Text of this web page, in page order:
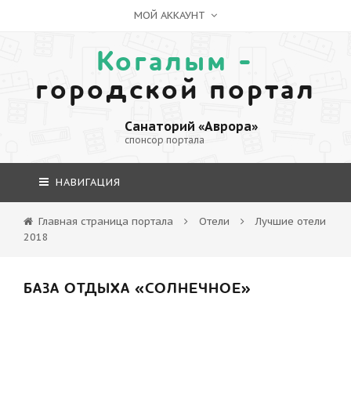
МОЙ АККАУНТ
Когалым -
городской портал
Санаторий «Аврора»
спонсор портала
НАВИГАЦИЯ
Главная страница портала Отели
Лучшие отели
2018
БАЗА ОТДЫХА «СОЛНЕЧНОЕ»